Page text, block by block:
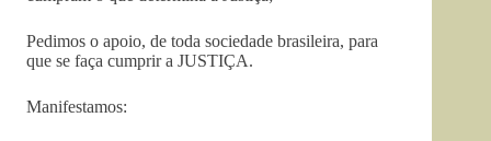
Pedimos o apoio, de toda sociedade brasileira, para
que se faça cumprir a JUSTIÇA.
Manifestamos: